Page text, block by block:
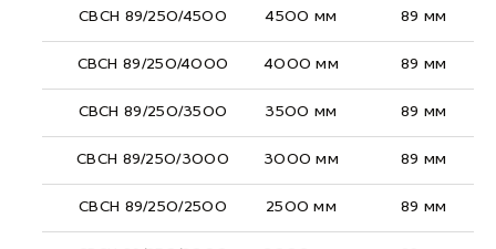
СВСН 89/250/4500 4500 мм 89 мм
СВСН 89/250/4000 4000 мм 89 мм
СВСН 89/250/3500 3500 мм 89 мм
СВСН 89/250/3000 3000 мм 89 мм
СВСН 89/250/2500 2500 мм 89 мм